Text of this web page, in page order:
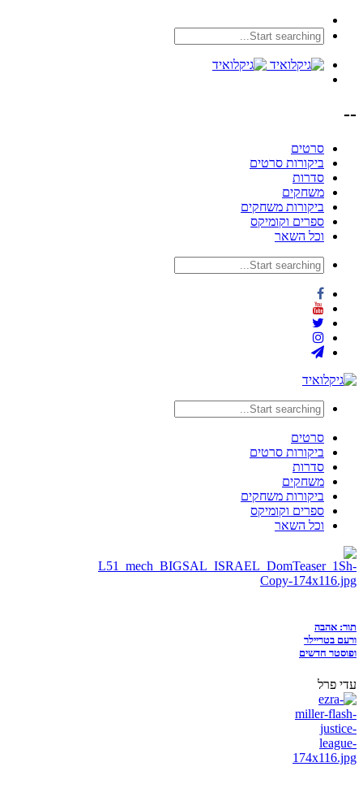
--
סרטים
ביקורות סרטים
סדרות
משחקים
ביקורות משחקים
ספרים וקומיקס
וכל השאר
סרטים
ביקורות סרטים
סדרות
משחקים
ביקורות משחקים
ספרים וקומיקס
וכל השאר
תור: אהבה
ורעם בטריילר
ופוסטר חדשים
עדי פרל